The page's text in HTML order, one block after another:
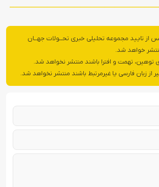
از تایید مجموعه تحلیلی خبری تحــولات جهــان
خواهد شد.
توهین، تهمت و افترا باشند منتشر نخواهد شد.
از زبان فارسی یا غیرمرتبط باشند منتشر نخواهد شد.